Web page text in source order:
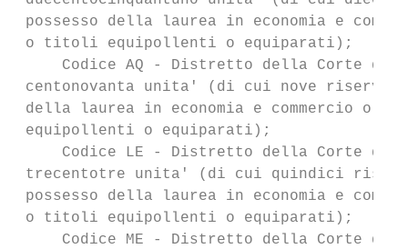
possesso della laurea in economia e
o titoli equipollenti o equiparati);
Codice AQ - Distretto della Corte di
centonovanta unita' (di cui nove
della laurea in economia e commercio
equipollenti o equiparati);
Codice LE - Distretto della Corte di
trecentotre unita' (di cui quindici
possesso della laurea in economia e
o titoli equipollenti o equiparati);
Codice ME - Distretto della Corte di